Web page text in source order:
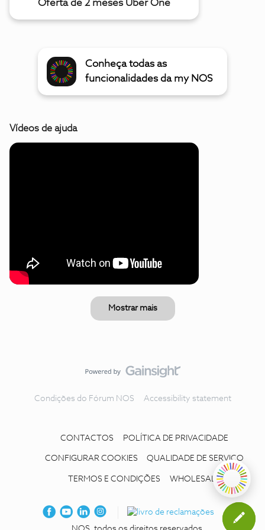
Oferta de 2 meses Uber One
Conheça todas as
funcionalidades da my NOS
Vídeos de ajuda
Mostrar mais
Condições do Fórum NOS Accessibility statement
CONTACTOS POLÍTICA DE PRIVACIDADE
CONFIGURAR COOKIES QUALIDADE DE SERVIÇO
TERMOS E CONDIÇÕES WHOLESALE